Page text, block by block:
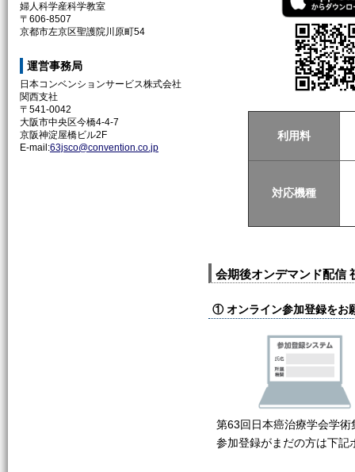
利用料
対応機種
会期後オンデマンド配信
① オンライン参加登録をお
第63回日本癌治療学会学
参加登録がまだの方は下記
婦人科学産科学教室
〒606-8507
京都市左京区聖護院川原町54
運営事務局
日本コンベンションサービス株式会社
関西支社
〒541-0042
大阪市中央区今橋4-4-7
京阪神淀屋橋ビル2F
E-mail:63jsco@convention.co.jp